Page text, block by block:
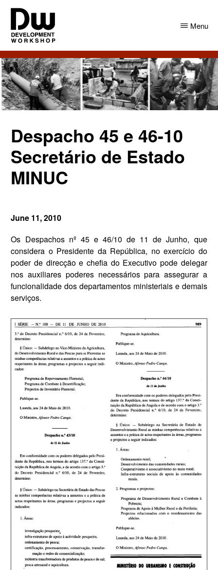
Skip
main
content
Skip
primary
sidebar
DW
Angola
Development
Workshop
Angola
Menu
Despacho 45 e 46-10
Secretário de Estado
MINUC
June 11, 2010
Os Despachos nº 45 e 46/10 de 11 de Junho, que
considera o Presidente da República, no exercício do
poder de direcção e chefia do Executivo pode delegar
nos auxiliares poderes necessários para assegurar a
funcionalidade dos departamentos ministeriais e demais
serviços.